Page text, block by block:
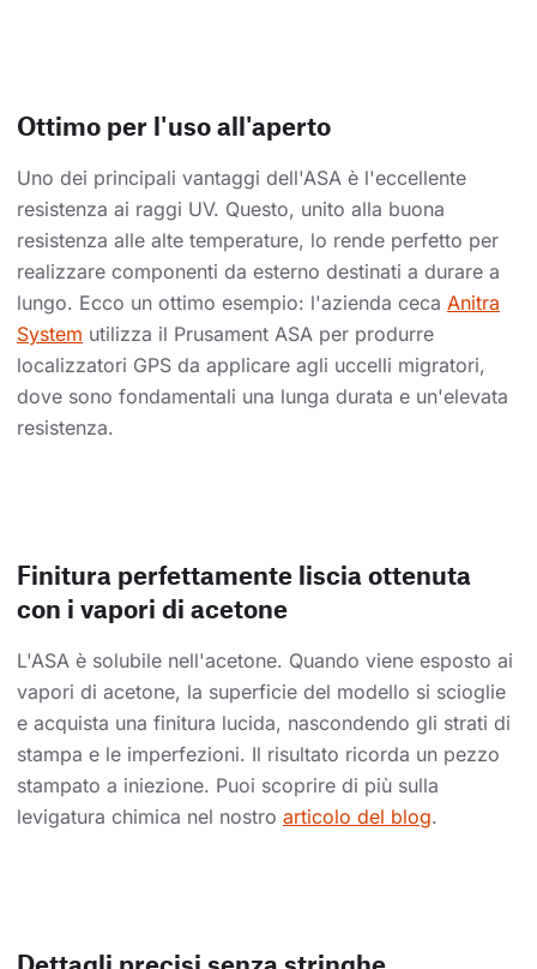
Ottimo per l'uso all'aperto
Uno dei principali vantaggi dell'ASA è l'eccellente
resistenza ai raggi UV. Questo, unito alla buona
resistenza alle alte temperature, lo rende perfetto per
realizzare componenti da esterno destinati a durare a
lungo. Ecco un ottimo esempio: l'azienda ceca Anitra
System utilizza il Prusament ASA per produrre
localizzatori GPS da applicare agli uccelli migratori,
dove sono fondamentali una lunga durata e un'elevata
resistenza.
Finitura perfettamente liscia ottenuta
con i vapori di acetone
L'ASA è solubile nell'acetone. Quando viene esposto ai
vapori di acetone, la superficie del modello si scioglie
e acquista una finitura lucida, nascondendo gli strati di
stampa e le imperfezioni. Il risultato ricorda un pezzo
stampato a iniezione. Puoi scoprire di più sulla
levigatura chimica nel nostro articolo del blog.